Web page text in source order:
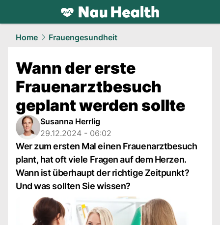
health.NAU.ch
Home Frauengesundheit
Wann der erste
Frauenarztbesuch
geplant werden sollte
Susanna Herrlig
29.12.2024 - 06:02
Wer zum ersten Mal einen Frauenarztbesuch
plant, hat oft viele Fragen auf dem Herzen.
Wann ist überhaupt der richtige Zeitpunkt?
Und was sollten Sie wissen?